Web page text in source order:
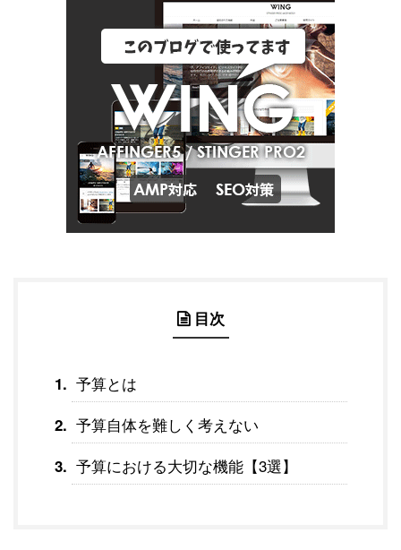
目次
予算とは
予算自体を難しく考えない
予算における大切な機能【3選】